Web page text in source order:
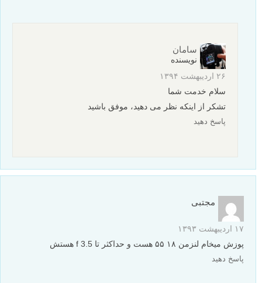
سامان
نویسنده
۲۶ اردیبهشت ۱۳۹۴
سلام خدمت شما
تشکر از اینکه نظر می دهید، موفق باشید
پاسخ دهید
مجتبی
۱۷ اردیبهشت ۱۳۹۳
پوزش میخام لنزمن ۱۸ ۵۵ هست و حداکثر تا f 3.5 هستش
پاسخ دهید